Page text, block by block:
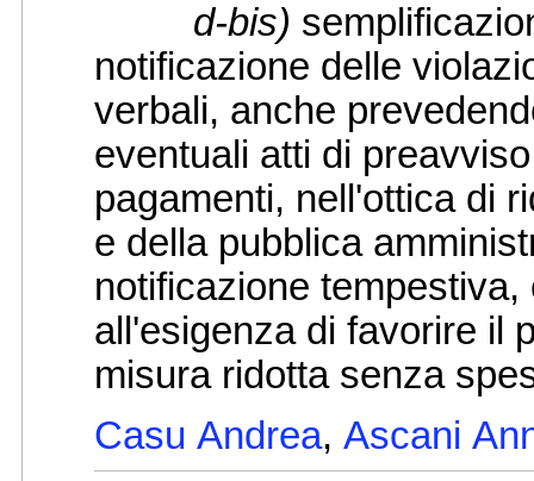
d-bis)
notificazione delle
verbali, anche
eventuali atti di
pagamenti, nell'ottica di
e della pubblica
notificazione
all'esigenza di favorire il
misura ridotta senza
Casu Andrea, Ascani